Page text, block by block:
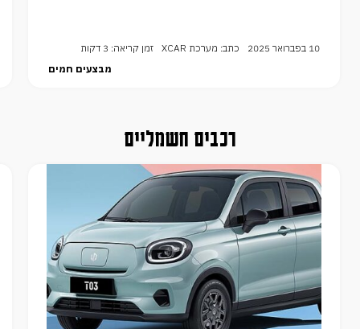
10 בפברואר 2025 כתב: מערכת XCAR
זמן קריאה: 3 דקות
מבצעים חמים
רכבים חשמליים